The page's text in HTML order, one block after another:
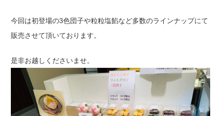
今回は初登場の3色団子や粒粒塩餡など多数のラインナップにて
販売させて頂いております。
是非お越しくださいませ。